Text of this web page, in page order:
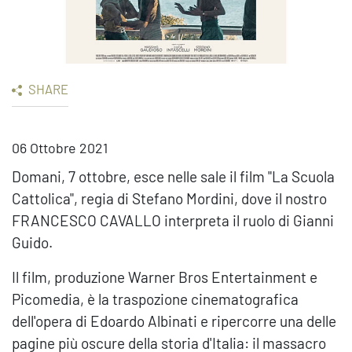
SHARE
06 Ottobre 2021
Domani, 7 ottobre, esce nelle sale il film "La Scuola
Cattolica", regia di Stefano Mordini, dove il nostro
FRANCESCO CAVALLO interpreta il ruolo di Gianni
Guido.
Il film, produzione Warner Bros Entertainment e
Picomedia, è la traspozione cinematografica
dell'opera di Edoardo Albinati e ripercorre una delle
pagine più oscure della storia d'Italia: il massacro